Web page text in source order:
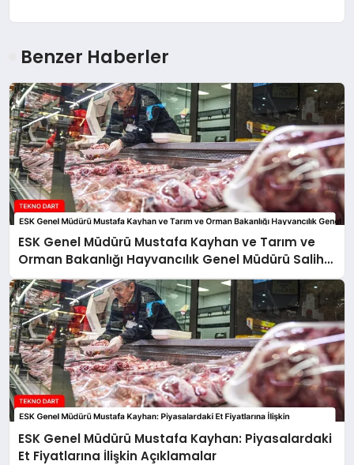
Benzer Haberler
ESK Genel Müdürü Mustafa Kayhan ve Tarım ve
Orman Bakanlığı Hayvancılık Genel Müdürü Salih
Çelik’ten Kırmızı Et Piyasasına İlişkin Açıklamalar
ESK Genel Müdürü Mustafa Kayhan: Piyasalardaki
Et Fiyatlarına İlişkin Açıklamalar